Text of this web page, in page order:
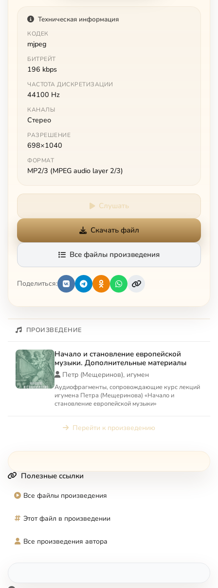
Техническая информация
КОДЕК
mjpeg
БИТРЕЙТ
196 kbps
ЧАСТОТА ДИСКРЕТИЗАЦИИ
44100 Hz
КАНАЛЫ
Стерео
РАЗРЕШЕНИЕ
698×1040
ФОРМАТ
MP2/3 (MPEG audio layer 2/3)
Слушать
Скачать файл
Все файлы произведения
Поделиться:
ПРОИЗВЕДЕНИЕ
Начало и становление европейской
музыки. Дополнительные материалы
Петр (Мещеринов), игумен
Аудиофрагменты, сопровождающие курс лекций
игумена Петра (Мещеринова) «Начало и
становление европейской музыки»
Перейти к произведению
Полезные ссылки
Все файлы произведения
Этот файл в произведении
Все произведения автора